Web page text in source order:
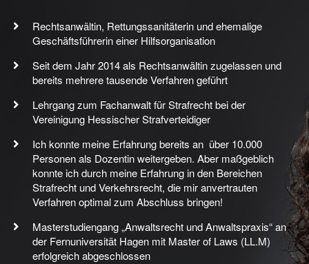
Rechtsanwältin, Rettungssanitäterin und ehemalige
Geschäftsführerin einer Hilfsorganisation
Seit dem Jahr 2014 als Rechtsanwältin zugelassen und
bereits mehrere tausende Verfahren geführt
Lehrgang zum Fachanwalt für Strafrecht bei der
Vereinigung Hessischer Strafverteidiger
Ich konnte meine Erfahrung bereits an über 10.000
Personen als Dozentin weitergeben. Aber maßgeblich
konnte ich durch meine Erfahrung in den Bereichen
Strafrecht und Verkehrsrecht, die mir anvertrauten
Verfahren optimal zum Abschluss bringen!
Masterstudiengang „Anwaltsrecht und Anwaltspraxis“ an
der Fernuniversität Hagen mit Master of Laws (LL.M)
erfolgreich abgeschlossen